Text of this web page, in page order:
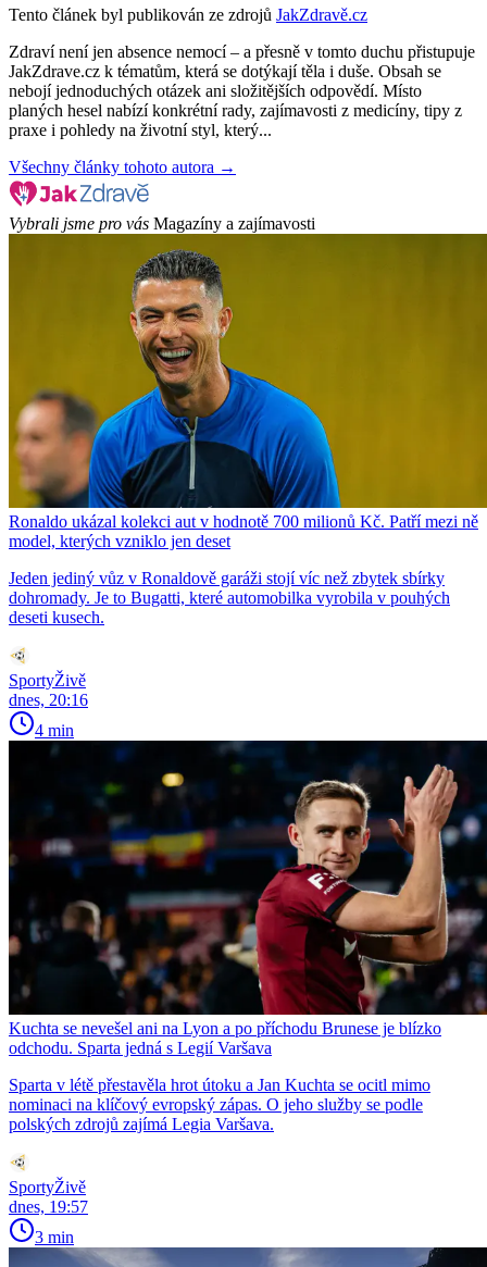
Tento článek byl publikován ze zdrojů JakZdravě.cz
Zdraví není jen absence nemocí – a přesně v tomto duchu přistupuje
JakZdrave.cz k tématům, která se dotýkají těla i duše. Obsah se
nebojí jednoduchých otázek ani složitějších odpovědí. Místo
planých hesel nabízí konkrétní rady, zajímavosti z medicíny, tipy z
praxe i pohledy na životní styl, který...
Všechny články tohoto autora →
Vybrali jsme pro vás Magazíny a zajímavosti
Ronaldo ukázal kolekci aut v hodnotě 700 milionů Kč. Patří mezi ně
model, kterých vzniklo jen deset
Jeden jediný vůz v Ronaldově garáži stojí víc než zbytek sbírky
dohromady. Je to Bugatti, které automobilka vyrobila v pouhých
deseti kusech.
SportyŽivě
dnes, 20:16
4 min
Kuchta se nevešel ani na Lyon a po příchodu Brunese je blízko
odchodu. Sparta jedná s Legií Varšava
Sparta v létě přestavěla hrot útoku a Jan Kuchta se ocitl mimo
nominaci na klíčový evropský zápas. O jeho služby se podle
polských zdrojů zajímá Legia Varšava.
SportyŽivě
dnes, 19:57
3 min